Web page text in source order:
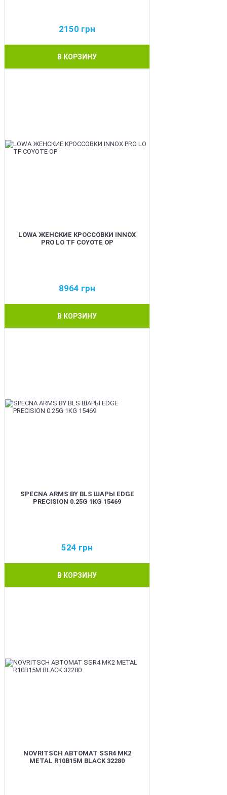
2150 грн
В КОРЗИНУ
LOWA ЖЕНСКИЕ КРОССОВКИ INNOX
PRO LO TF COYOTE OP
8964 грн
В КОРЗИНУ
SPECNA ARMS BY BLS ШАРЫ EDGE
PRECISION 0.25G 1KG 15469
524 грн
В КОРЗИНУ
NOVRITSCH АВТОМАТ SSR4 MK2
METAL R10B15M BLACK 32280